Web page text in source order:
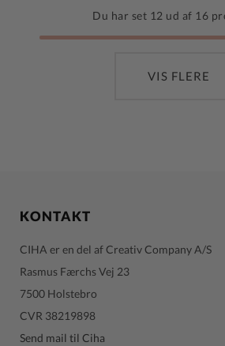
Du har set 12 ud af 16
VIS FLERE
KONTAKT
CIHA er en del af Creativ Company A/S
Rasmus Færchs Vej 23
7500 Holstebro
CVR 38219898
Send mail til Ciha